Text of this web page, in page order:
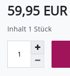
59,95 EUR
Inhalt 1 Stück